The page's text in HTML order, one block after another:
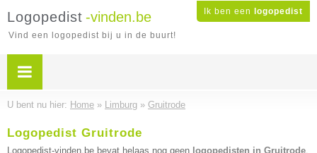
Ik ben een logopedist
Logopedist -vinden.be
Vind een logopedist bij u in de buurt!
U bent nu hier: Home » Limburg » Gruitrode
Logopedist Gruitrode
Logopedist-vinden.be bevat helaas nog geen logopedisten in Gruitrode.